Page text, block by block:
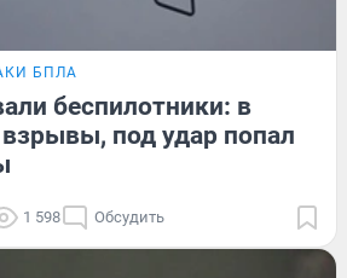
БПЛА
беспилотники: в
под удар попал
1 598 Обсудить